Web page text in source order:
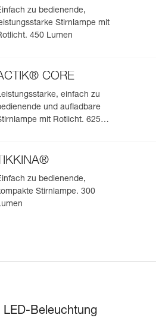
zu bedienende,
Stirnlampe mit
450 Lumen
CORE
einfach zu
und aufladbare
mit Rotlicht. 625
zu bedienende,
Stirnlampe. 300
Beleuchtung